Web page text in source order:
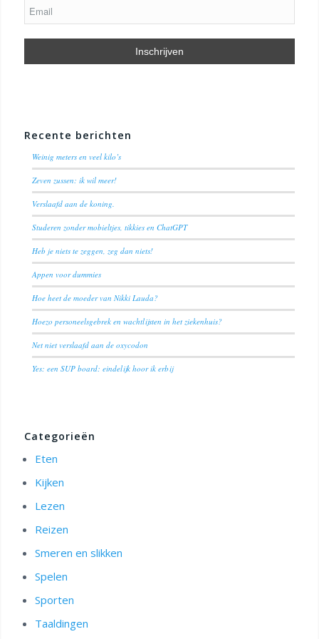
Recente berichten
Weinig meters en veel kilo’s
Zeven zussen: ik wil meer!
Verslaafd aan de koning.
Studeren zonder mobieltjes, tikkies en ChatGPT
Heb je niets te zeggen, zeg dan niets!
Appen voor dummies
Hoe heet de moeder van Nikki Lauda?
Hoezo personeelsgebrek en wachtlijsten in het ziekenhuis?
Net niet verslaafd aan de oxycodon
Yes: een SUP board: eindelijk hoor ik erbij
Categorieën
Eten
Kijken
Lezen
Reizen
Smeren en slikken
Spelen
Sporten
Taaldingen